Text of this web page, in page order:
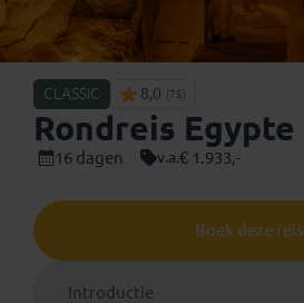
CLASSIC 8,0 (75)
Rondreis Egypte
16 dagen v.a.€ 1.933,-
Boek deze reis
Introductie